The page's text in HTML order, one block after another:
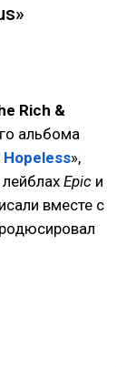
Rich &
альбома
Hopeless»,
Epic и
вместе с